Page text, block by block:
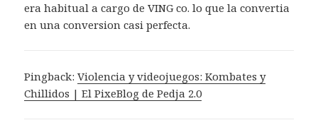
era habitual a cargo de VING co. lo que la convertia
en una conversion casi perfecta.
Pingback:Violencia y videojuegos: Kombates y
Chillidos | El PixeBlog de Pedja 2.0